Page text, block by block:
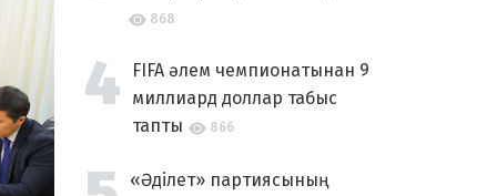
868
FIFA әлем чемпионатынан 9
миллиард доллар табыс
тапты
866
«Әділет» партиясының